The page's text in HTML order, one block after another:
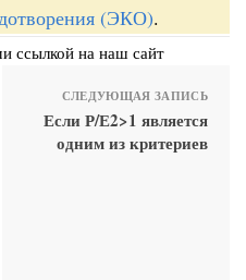
(ЭКО).
ссылкой на наш сайт
СЛЕДУЮЩАЯ ЗАПИСЬ
Если Р/Е2>1 является
одним из критериев